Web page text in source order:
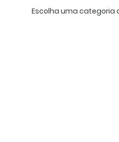
Escolha uma categoria